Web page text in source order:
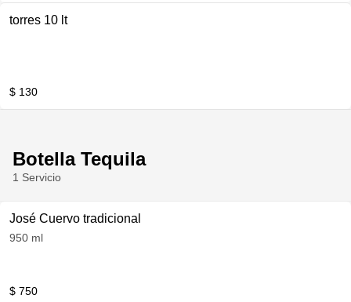
torres 10 lt
$ 130
Botella Tequila
1 Servicio
José Cuervo tradicional
950 ml
$ 750